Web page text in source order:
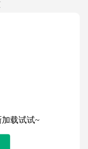
载试试~